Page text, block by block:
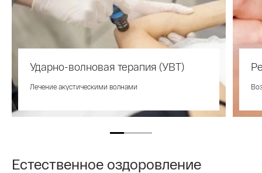
Ударно-волновая терапия (УВТ)
Лечение акустическими волнами
Естественное оздоровление